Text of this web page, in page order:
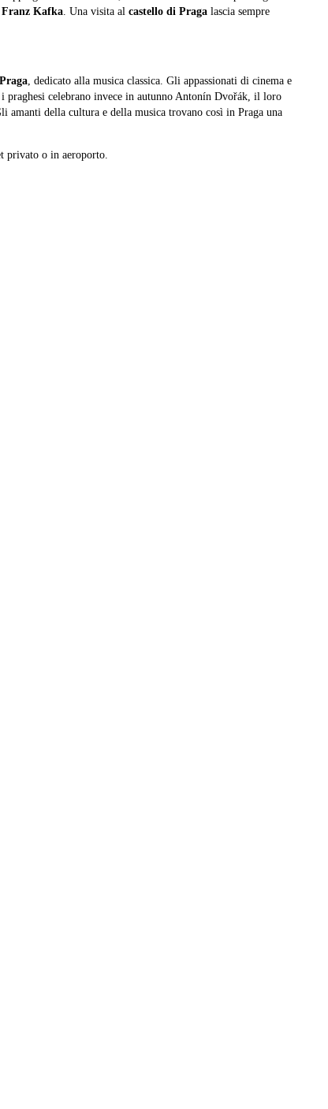
Franz Kafka . Una visita al castello di Praga lascia sempre
, dedicato alla musica classica. Gli appassionati di cinema e
praghesi celebrano invece in autunno Antonín Dvořák, il loro
amanti della cultura e della musica trovano così in Praga una
privato o in aeroporto.